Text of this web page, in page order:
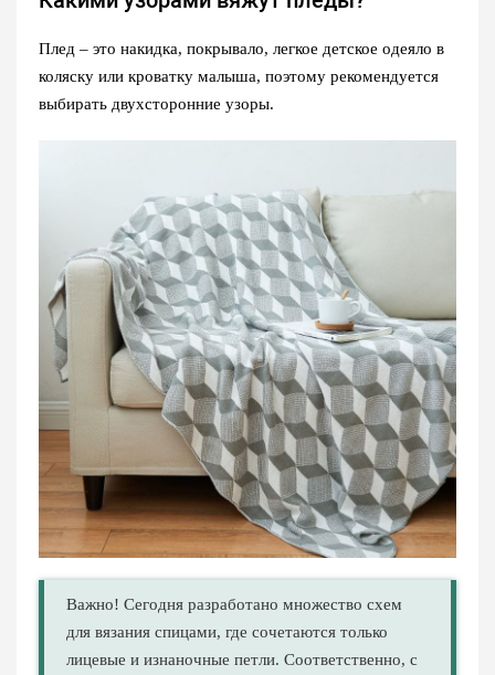
Плед – это накидка, покрывало, легкое детское одеяло в
коляску или кроватку малыша, поэтому рекомендуется
выбирать двухсторонние узоры.
Важно! Сегодня разработано множество схем
для вязания спицами, где сочетаются только
лицевые и изнаночные петли. Соответственно, с